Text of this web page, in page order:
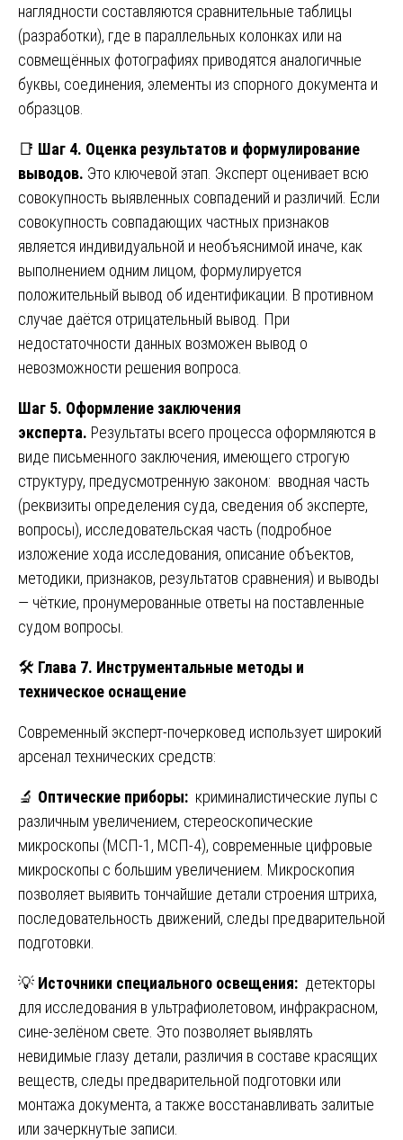
наглядности составляются сравнительные таблицы
(разработки), где в параллельных колонках или на
совмещённых фотографиях приводятся аналогичные
буквы, соединения, элементы из спорного документа и
образцов.
📑 Шаг 4. Оценка результатов и формулирование
выводов. Это ключевой этап. Эксперт оценивает всю
совокупность выявленных совпадений и различий. Если
совокупность совпадающих частных признаков
является индивидуальной и необъяснимой иначе, как
выполнением одним лицом, формулируется
положительный вывод об идентификации. В противном
случае даётся отрицательный вывод. При
недостаточности данных возможен вывод о
невозможности решения вопроса.
Шаг 5. Оформление заключения
эксперта. Результаты всего процесса оформляются в
виде письменного заключения, имеющего строгую
структуру, предусмотренную законом: вводная часть
(реквизиты определения суда, сведения об эксперте,
вопросы), исследовательская часть (подробное
изложение хода исследования, описание объектов,
методики, признаков, результатов сравнения) и выводы
— чёткие, пронумерованные ответы на поставленные
судом вопросы.
🛠️ Глава 7. Инструментальные методы и
техническое оснащение
Современный эксперт-почерковед использует широкий
арсенал технических средств:
🔬 Оптические приборы: криминалистические лупы с
различным увеличением, стереоскопические
микроскопы (МСП-1, МСП-4), современные цифровые
микроскопы с большим увеличением. Микроскопия
позволяет выявить тончайшие детали строения штриха,
последовательность движений, следы предварительной
подготовки.
💡 Источники специального освещения: детекторы
для исследования в ультрафиолетовом, инфракрасном,
сине-зелёном свете. Это позволяет выявлять
невидимые глазу детали, различия в составе красящих
веществ, следы предварительной подготовки или
монтажа документа, а также восстанавливать залитые
или зачеркнутые записи.